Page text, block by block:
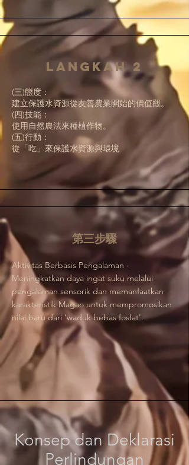
Langkah 2
(三)態度：
建立保護水資源從友善農業開始的價值觀。
(四)技能：
使用自然農法來種植作物。
(五)行動：
從「吃」來保護水資源與環境
第三步驟
Aktivitas Berbasis Pengalaman -
Meningkatkan daya ingat suku melalui
pengalaman sensorik dan memanfaatkan
karakteristik Magao untuk mempromosikan
nilai baru dari 'waduk bebas fosfat'.
Konsep dan Deklarasi
Perlindungan